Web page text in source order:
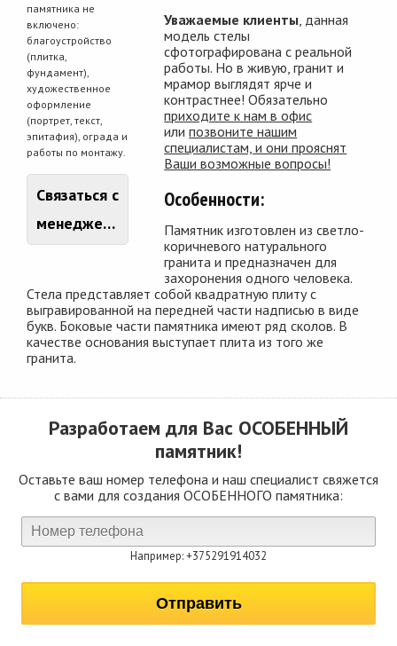
памятника не
включено:
благоустройство
(плитка,
фундамент),
художественное
оформление
(портрет, текст,
эпитафия), ограда и
работы по монтажу.
Связаться с
менеджером
Уважаемые клиенты , данная
модель стелы
сфотографирована с реальной
работы. Но в живую, гранит и
мрамор выглядят ярче и
контрастнее! Обязательно
приходите к нам в офис
илипозвоните нашим
специалистам, и они прояснят
Ваши возможные вопросы!
Особенности:
Памятник изготовлен из светло-
коричневого натурального
гранита и предназначен для
захоронения одного человека.
Стела представляет собой квадратную плиту с
выгравированной на передней части надписью в виде
букв. Боковые части памятника имеют ряд сколов. В
качестве основания выступает плита из того же
гранита.
Разработаем для Вас ОСОБЕННЫЙ
памятник!
Оставьте ваш номер телефона и наш специалист свяжется
с вами для создания ОСОБЕННОГО памятника:
Например: +375291914032